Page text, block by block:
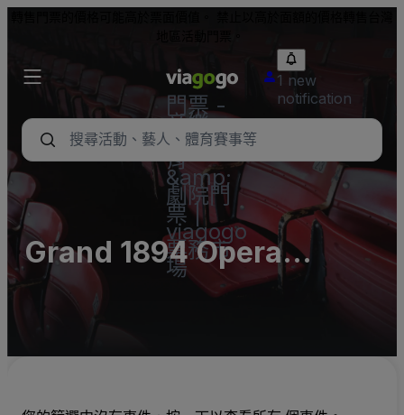
門票 -
音樂
會、體
育
&amp;
劇院門
票 |
viagogo
票務市
場
1 new
notification
Grand 1894 Opera
House Parking Lots